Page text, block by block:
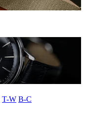
T-W В-С